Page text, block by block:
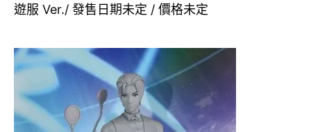
遊服 Ver./ 發售日期未定 / 價格未定